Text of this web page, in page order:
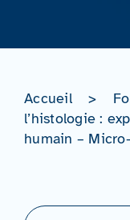
Accueil >
l’histologie :
humain –